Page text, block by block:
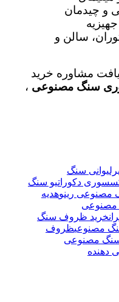
سالن و
مشاوره خرید
مصنوعی،
سنگ
دکوراتیو سنگ
رینو هدیه
ظروف سنگ
ظروف